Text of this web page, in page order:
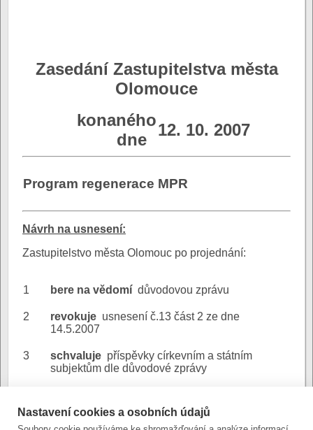
Zasedání Zastupitelstva města
Olomouce
konaného
dne
12. 10. 2007
Program regenerace MPR
Návrh na usnesení:
Zastupitelstvo města Olomouc po projednání:
1 bere na vědomí důvodovou zprávu
2 revokuje usnesení č.13 část 2 ze dne
14.5.2007
3 schvaluje příspěvky církevním a státním
subjektům dle důvodové zprávy
Program
regenerace MPR - důvodová
Nastavení cookies a osobních údajů